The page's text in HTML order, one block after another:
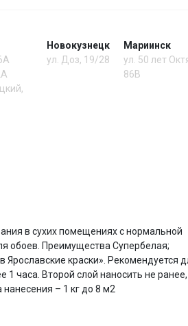
Новокузнецк
ул. Доз, 19/28
Мариинск
ул. 50 лет
86В
в сухих помещениях с нормальной
обоев. Преимущества Супербелая;
краски». Рекомендуется
1 часа. Второй слой наносить не
– 1 кг до 8 м2